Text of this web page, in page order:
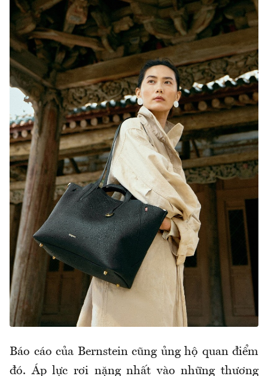
Báo cáo của Bernstein cũng ủng hộ quan điểm
đó. Áp lực rơi nặng nhất vào những thương